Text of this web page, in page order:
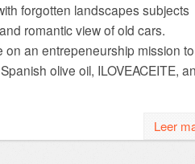
forgotten landscapes subjects
romantic view of old cars.
an entrepeneurship mission to
olive oil, ILOVEACEITE,
Leer